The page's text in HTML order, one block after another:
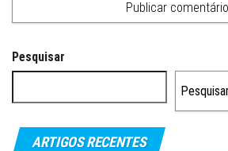
Pesquisar
ARTIGOS RECENTES